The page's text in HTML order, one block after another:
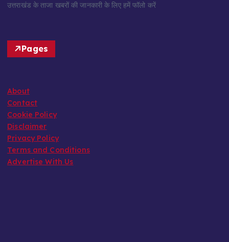
उत्तराखंड के ताजा खबरों की जानकारी के लिए हमें फॉलो करें
Pages
About
Contact
Cookie Policy
Disclaimer
Privacy Policy
Terms and Conditions
Advertise With Us